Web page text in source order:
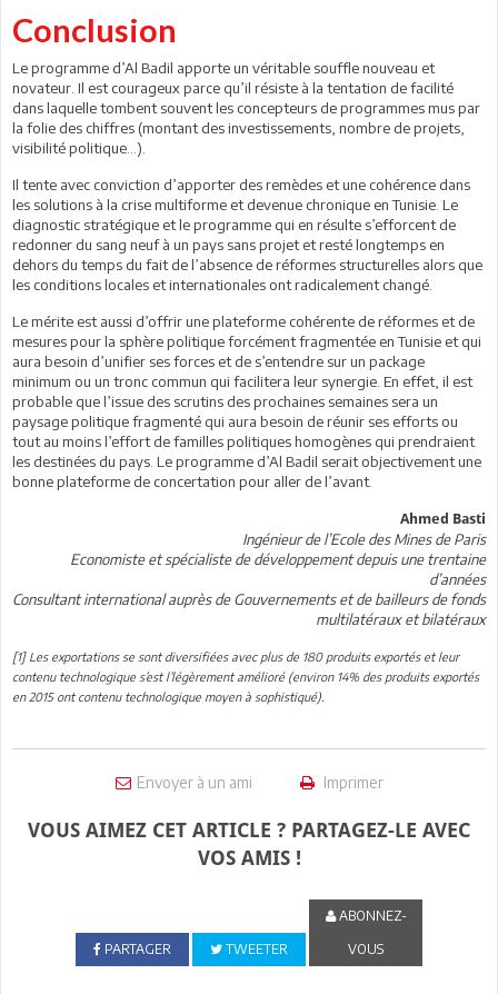
Conclusion
Le programme d’Al Badil apporte un véritable souffle nouveau et
novateur. Il est courageux parce qu’il résiste à la tentation de facilité
dans laquelle tombent souvent les concepteurs de programmes mus par
la folie des chiffres (montant des investissements, nombre de projets,
visibilité politique…).
Il tente avec conviction d’apporter des remèdes et une cohérence dans
les solutions à la crise multiforme et devenue chronique en Tunisie. Le
diagnostic stratégique et le programme qui en résulte s’efforcent de
redonner du sang neuf à un pays sans projet et resté longtemps en
dehors du temps du fait de l’absence de réformes structurelles alors que
les conditions locales et internationales ont radicalement changé.
Le mérite est aussi d’offrir une plateforme cohérente de réformes et de
mesures pour la sphère politique forcément fragmentée en Tunisie et qui
aura besoin d’unifier ses forces et de s’entendre sur un package
minimum ou un tronc commun qui facilitera leur synergie. En effet, il est
probable que l’issue des scrutins des prochaines semaines sera un
paysage politique fragmenté qui aura besoin de réunir ses efforts ou
tout au moins l’effort de familles politiques homogènes qui prendraient
les destinées du pays. Le programme d’Al Badil serait objectivement une
bonne plateforme de concertation pour aller de l’avant.
Ahmed Basti
Ingénieur de l’Ecole des Mines de Paris
Economiste et spécialiste de développement depuis une trentaine
d’années
Consultant international auprès de Gouvernements et de bailleurs de fonds
multilatéraux et bilatéraux
[1] Les exportations se sont diversifiées avec plus de 180 produits exportés et leur
contenu technologique s’est l’légèrement amélioré (environ 14% des produits exportés
en 2015 ont contenu technologique moyen à sophistiqué).
Envoyer à un ami Imprimer
VOUS AIMEZ CET ARTICLE ? PARTAGEZ-LE AVEC
VOS AMIS !
PARTAGER TWEETER
ABONNEZ-
VOUS